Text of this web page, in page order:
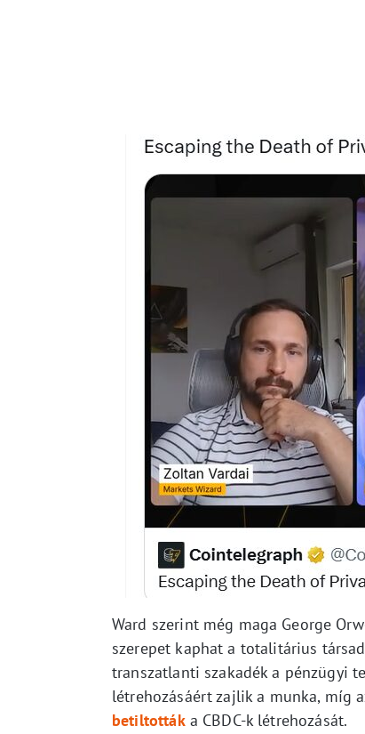
Ward szerint még maga George
szerepet kaphat a totalitárius
transzatlanti szakadék a pénzügyi
létrehozásáért zajlik a munka, míg
betiltottáka CBDC-k létrehozását.